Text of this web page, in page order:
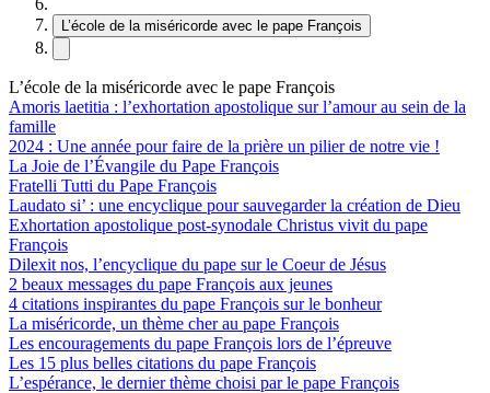
L’école de la miséricorde avec le pape François
L’école de la miséricorde avec le pape François
Amoris laetitia : l’exhortation apostolique sur l’amour au sein de la
famille
2024 : Une année pour faire de la prière un pilier de notre vie !
La Joie de l’Évangile du Pape François
Fratelli Tutti du Pape François
Laudato si’ : une encyclique pour sauvegarder la création de Dieu
Exhortation apostolique post-synodale Christus vivit du pape
François
Dilexit nos, l’encyclique du pape sur le Coeur de Jésus
2 beaux messages du pape François aux jeunes
4 citations inspirantes du pape François sur le bonheur
La miséricorde, un thème cher au pape François
Les encouragements du pape François lors de l’épreuve
Les 15 plus belles citations du pape François
L’espérance, le dernier thème choisi par le pape François